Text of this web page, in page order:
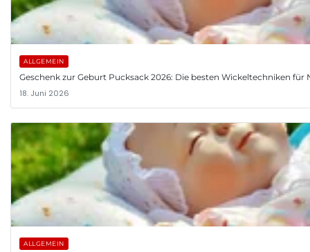
ALLGEMEIN
Geschenk zur Geburt Pucksack 2026: Die besten Wickeltechniken für
18. Juni 2026
ALLGEMEIN